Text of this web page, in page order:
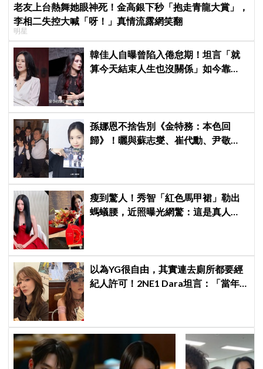
老友上台熱舞她眼神死！金高銀下秒「抱走青龍大賞」，
李相二失控大喊「呀！」真情流露網笑翻
明星
韓佳人自曝曾陷入倦怠期！坦言「就
算今天結束人生也沒關係」如今靠
孫娜恩不捨告別《金特務：本色回
歸》！曬與蘇志燮、崔代勳、尹敬
瘦到驚人！秀智「紅色馬甲裙」勒出
螞蟻腰，近照曝光網驚：這是真人
以為YG很自由，其實連去廁所都要經
紀人許可！2NE1 Dara坦言：「當年